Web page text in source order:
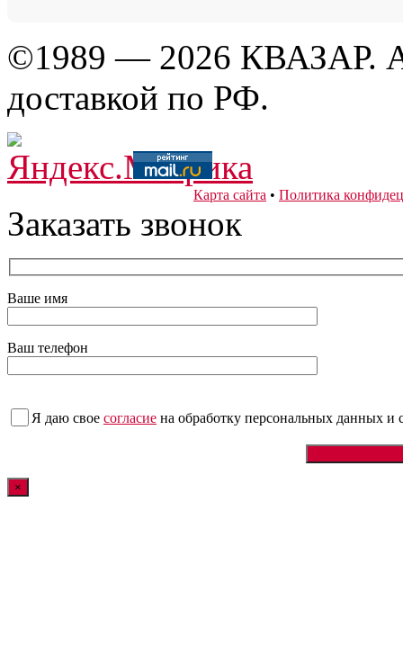
©1989 — 2026 КВАЗАР.
доставкой по РФ.
Карта сайта • Политика
Заказать звонок
Ваше имя
Ваш телефон
Я даю свое согласие на обработку персональных данных и
×